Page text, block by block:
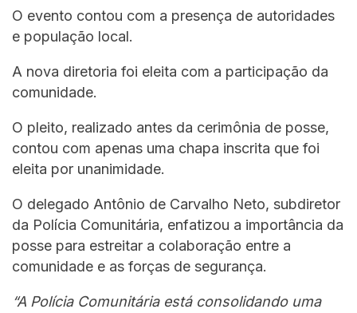
O evento contou com a presença de autoridades
e população local.
A nova diretoria foi eleita com a participação da
comunidade.
O pleito, realizado antes da cerimônia de posse,
contou com apenas uma chapa inscrita que foi
eleita por unanimidade.
O delegado Antônio de Carvalho Neto, subdiretor
da Polícia Comunitária, enfatizou a importância da
posse para estreitar a colaboração entre a
comunidade e as forças de segurança.
“A Polícia Comunitária está consolidando uma